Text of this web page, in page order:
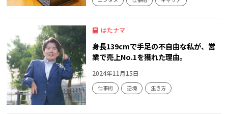
はたナマ
身長139cmで手足の不自由な私が、営
業で売上No.1を獲れた理由。
2024年11月15日
仕事術 逆境 生き方